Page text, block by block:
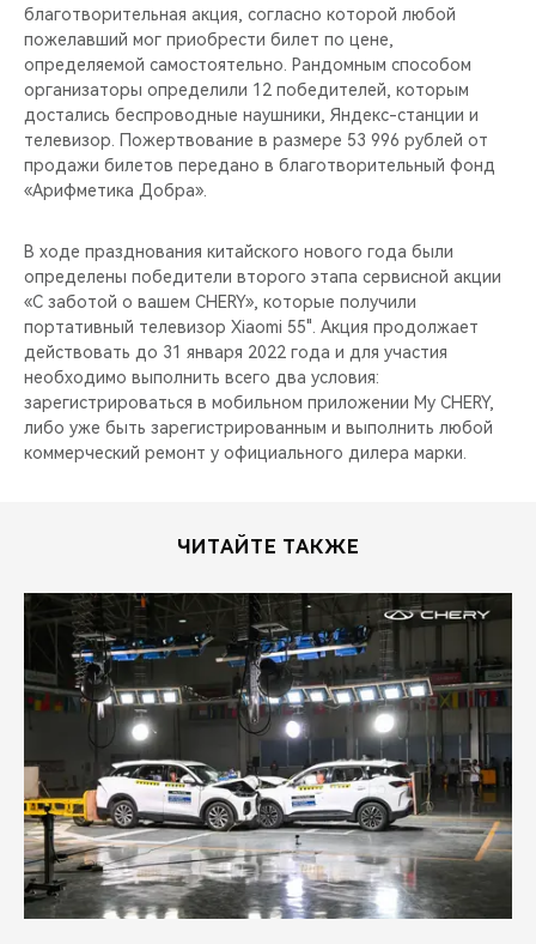
благотворительная акция, согласно которой любой
пожелавший мог приобрести билет по цене,
определяемой самостоятельно. Рандомным способом
организаторы определили 12 победителей, которым
достались беспроводные наушники, Яндекс-станции и
телевизор. Пожертвование в размере 53 996 рублей от
продажи билетов передано в благотворительный фонд
«Арифметика Добра».
В ходе празднования китайского нового года были
определены победители второго этапа сервисной акции
«С заботой о вашем CHERY», которые получили
портативный телевизор Xiaomi 55". Акция продолжает
действовать до 31 января 2022 года и для участия
необходимо выполнить всего два условия:
зарегистрироваться в мобильном приложении My CHERY,
либо уже быть зарегистрированным и выполнить любой
коммерческий ремонт у официального дилера марки.
ЧИТАЙТЕ ТАКЖЕ